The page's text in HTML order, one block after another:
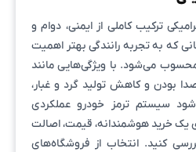
ترکیب کاملی از ایمنی، دوام و
که به تجربه رانندگی بهتر اهمیت
می‌شود. با ویژگی‌هایی مانند
بودن و کاهش تولید گرد و غبار،
سیستم ترمز خودرو عملکردی
یک خرید هوشمندانه، قیمت، اصالت
کنید. انتخاب از فروشگاه‌های